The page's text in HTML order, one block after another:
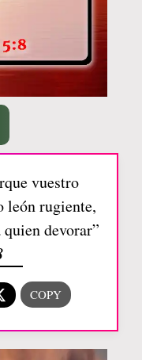
vuestro
león rugiente,
devorar”